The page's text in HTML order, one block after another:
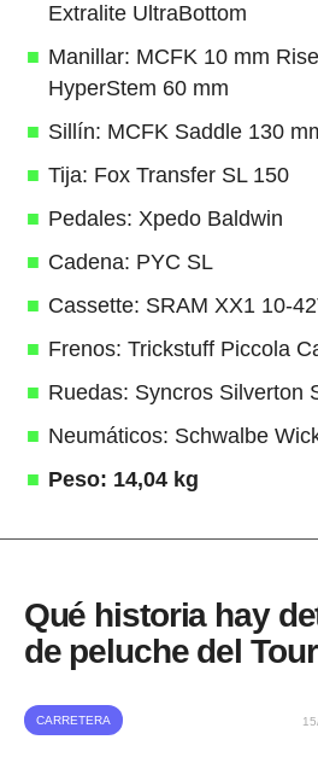
Extralite UltraBottom
Manillar: MCFK 10 mm
HyperStem 60 mm
Sillín: MCFK Saddle 130
Tija: Fox Transfer SL 150
Pedales: Xpedo Baldwin
Cadena: PYC SL
Cassette: SRAM XX1 10-
Frenos: Trickstuff Piccola
Ruedas: Syncros Silverton
Neumáticos: Schwalbe
Peso: 14,04 kg
Qué historia hay
de peluche del
CARRETERA